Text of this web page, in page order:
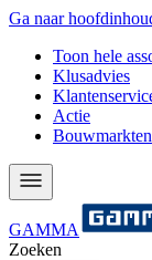
Ga naar
Toon hele
Klusadvies
Actie
Bouwmarkten
GAMMA
Zoeken